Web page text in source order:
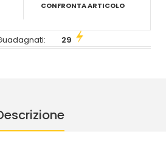
CONFRONTA ARTICOLO
29